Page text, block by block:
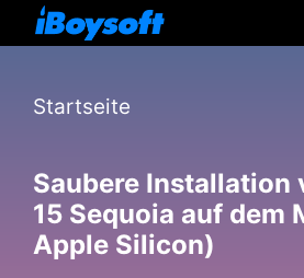
Startseite
Saubere Installation
15 Sequoia auf dem
Apple Silicon)